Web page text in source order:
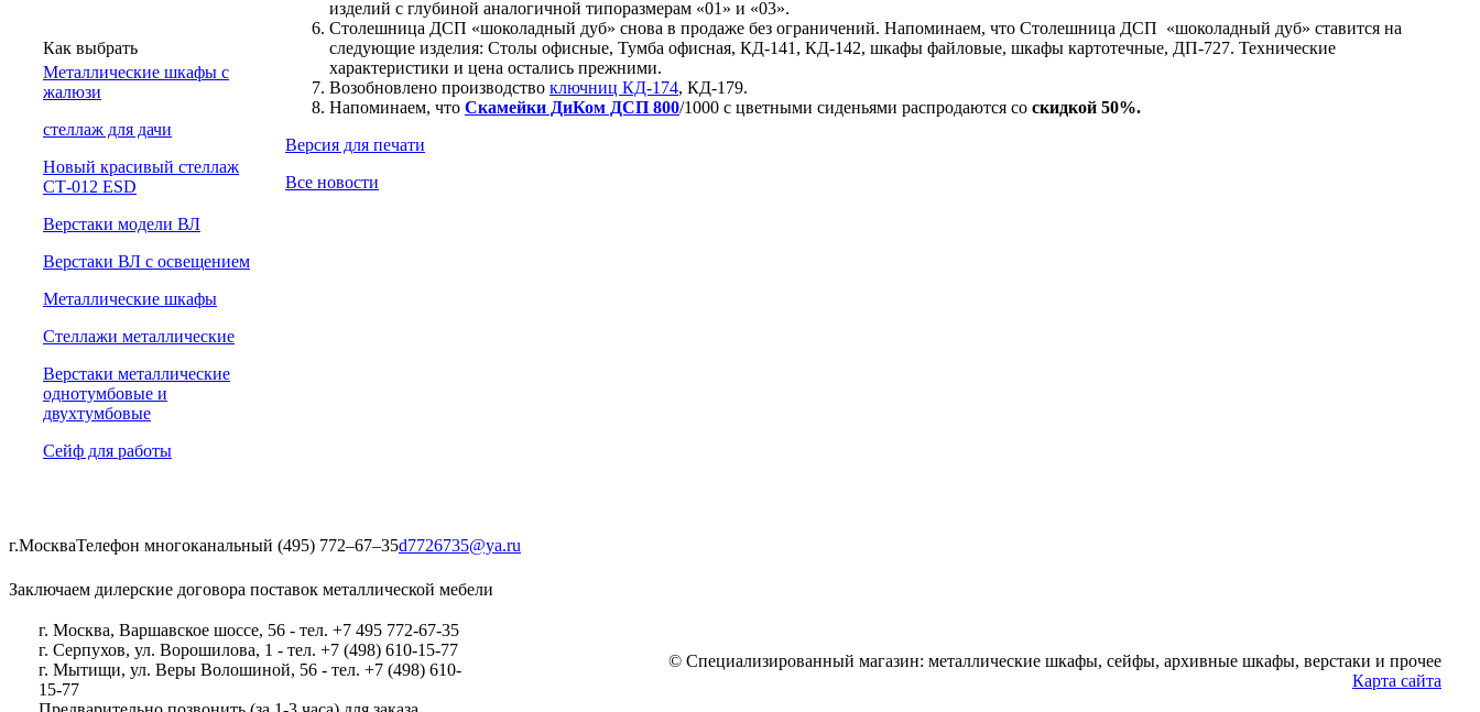
Как выбрать
Металлические шкафы с
жалюзи
cтеллаж для дачи
Новый красивый стеллаж
СТ-012 ESD
Верстаки модели ВЛ
Верстаки ВЛ с освещением
Металлические шкафы
Стеллажи металлические
Верстаки металлические
однотумбовые и
двухтумбовые
Сейф для работы
изделий с глубиной аналогичной типоразмерам «01» и «03».
Столешница ДСП «шоколадный дуб» снова в продаже без ограничений. Напоминаем, что Столешница ДСП «шоколадный дуб» ставится на
следующие изделия: Столы офисные, Тумба офисная, КД-141, КД-142, шкафы файловые, шкафы картотечные, ДП-727. Технические
характеристики и цена остались прежними.
Возобновлено производство ключниц КД-174, КД-179.
Напоминаем, что Скамейки ДиКом ДСП 800/1000 с цветными сиденьями распродаются со скидкой 50%.
Версия для печати
Все новости
г.МоскваТелефон многоканальный (495) 772‒67‒35d7726735@ya.ru
Заключаем дилерские договора поставок металлической мебели
г. Москва, Варшавское шоссе, 56 - тел. +7 495 772-67-35
г. Серпухов, ул. Ворошилова, 1 - тел. +7 (498) 610-15-77
г. Мытищи, ул. Веры Волошиной, 56 - тел. +7 (498) 610-
15-77
© Специализированный магазин: металлические шкафы, сейфы, архивные шкафы, верстаки и прочее
Карта сайта